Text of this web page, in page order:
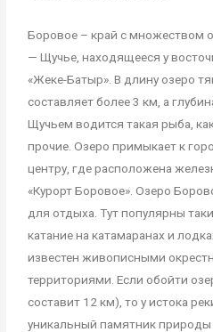
Боровое – край с множеством
— Щучье, находящееся у
«Жеке-Батыр». В длину озеро
составляет более 3 км, а
Щучьем водится такая рыба,
прочие. Озеро примыкает к
центру, где расположена
«Курорт Боровое». Озеро
для отдыха. Тут популярны
катание на катамаранах и
известен живописными
территориями. Если обойти
составит 12 км), то у истока
уникальный памятник